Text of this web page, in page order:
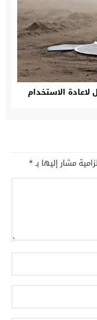
الاستخدام
مشار إليها بـ*